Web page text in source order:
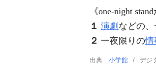
《one-night stand
１ 演劇 などの
２ 一夜限りの情
出典 小学館 デジ